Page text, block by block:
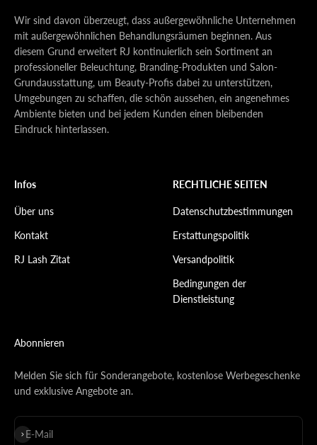
Wir sind davon überzeugt, dass außergewöhnliche Unternehmen
mit außergewöhnlichen Behandlungsräumen beginnen. Aus
diesem Grund erweitert RJ kontinuierlich sein Sortiment an
professioneller Beleuchtung, Branding-Produkten und Salon-
Grundausstattung, um Beauty-Profis dabei zu unterstützen,
Umgebungen zu schaffen, die schön aussehen, ein angenehmes
Ambiente bieten und bei jedem Kunden einen bleibenden
Eindruck hinterlassen.
Infos
Über uns
Kontakt
RJ Lash Zitat
RECHTLICHE SEITEN
Datenschutzbestimmungen
Erstattungspolitik
Versandpolitik
Bedingungen der
Dienstleistung
Abonnieren
Melden Sie sich für Sonderangebote, kostenlose Werbegeschenke
und exklusive Angebote an.
E-Mail